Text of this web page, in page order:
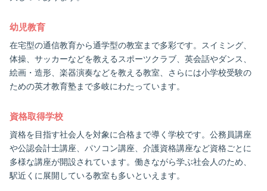
幼児教育
在宅型の通信教育から通学型の教室まで多彩です。スイミング、
体操、サッカーなどを教えるスポーツクラブ、英会話やダンス、
絵画・造形、楽器演奏などを教える教室、さらには小学校受験の
ための英才教育塾まで多岐にわたっています。
資格取得学校
資格を目指す社会人を対象に合格まで導く学校です。公務員講座
や公認会計士講座、パソコン講座、介護資格講座など資格ごとに
多様な講座が開設されています。働きながら学ぶ社会人のため、
駅近くに展開している教室も多いといえます。